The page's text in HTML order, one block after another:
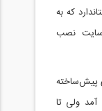
که به
نصب
پیش‌ساخته
آمد ولی تا